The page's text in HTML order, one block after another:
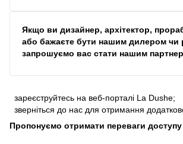
Якщо ви дизайнер, архітектор,
або бажаєте бути нашим дилером чи
запрошуємо вас стати нашим
зареєструйтесь на веб-порталі La Dushe;
зверніться до нас для отримання
Пропонуємо отримати переваги